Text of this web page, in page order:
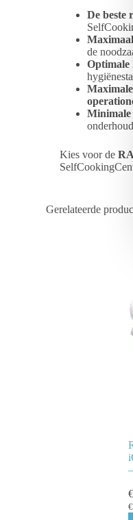
De beste
de
Optimale
Minimale
Kies voor de
Gerelateerde
€
€